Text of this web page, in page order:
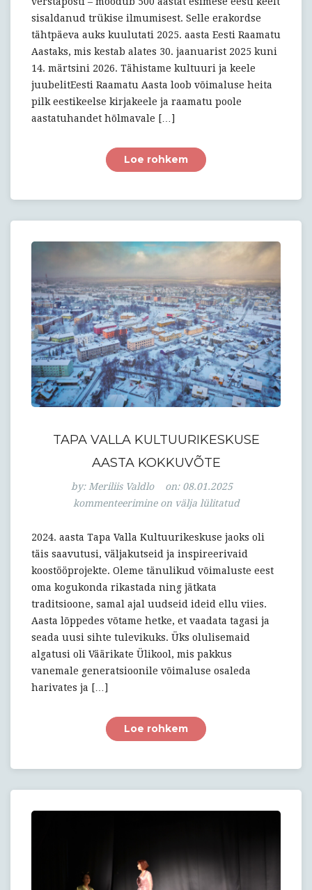
sisaldanud trükise ilmumisest. Selle erakordse
tähtpäeva auks kuulutati 2025. aasta Eesti Raamatu
Aastaks, mis kestab alates 30. jaanuarist 2025 kuni
14. märtsini 2026. Tähistame kultuuri ja keele
juubelitEesti Raamatu Aasta loob võimaluse heita
pilk eestikeelse kirjakeele ja raamatu poole
aastatuhandet hõlmavale […]
Loe rohkem
TAPA VALLA KULTUURIKESKUSE
AASTA KOKKUVÕTE
by:Meriliis Valdlo on: 08.01.2025
aasta
kokkuvõte
kommenteerimine on välja lülitatud
2024. aasta Tapa Valla Kultuurikeskuse jaoks oli
täis saavutusi, väljakutseid ja inspireerivaid
koostööprojekte. Oleme tänulikud võimaluste eest
oma kogukonda rikastada ning jätkata
traditsioone, samal ajal uudseid ideid ellu viies.
Aasta lõppedes võtame hetke, et vaadata tagasi ja
seada uusi sihte tulevikuks. Üks olulisemaid
algatusi oli Väärikate Ülikool, mis pakkus
vanemale generatsioonile võimaluse osaleda
harivates ja […]
Loe rohkem